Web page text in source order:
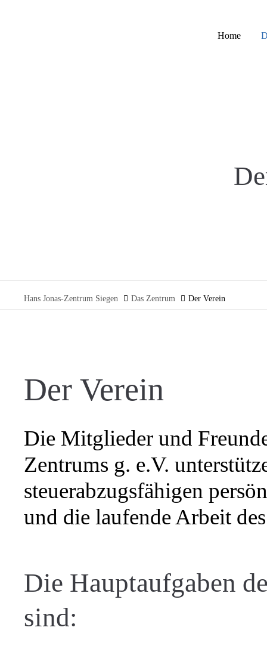
Home
Hans Jonas-Zentrum Siegen Das Zentrum Der Verein
Der Verein
Die Mitglieder und
Zentrums g. e.V.
steuerabzugsfähigen
und die laufende Arbeit
Die Hauptaufgaben
sind: